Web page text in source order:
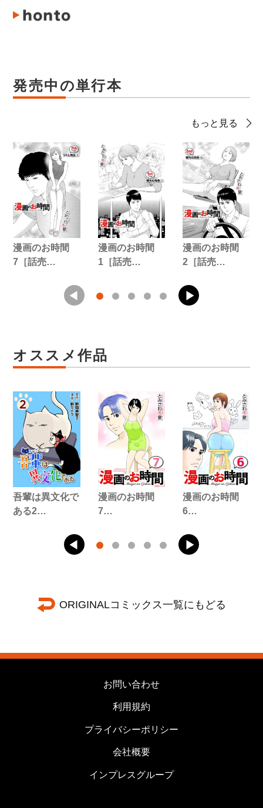
発売中の単行本
もっと見る
漫画のお時間
7［話売…
漫画のお時間
1［話売…
漫画のお時間
2［話売…
オススメ作品
吾輩は異文化で
ある2…
漫画のお時間
7…
漫画のお時間
6…
ORIGINALコミックス一覧にもどる
お問い合わせ
利用規約
プライバシーポリシー
会社概要
インプレスグループ